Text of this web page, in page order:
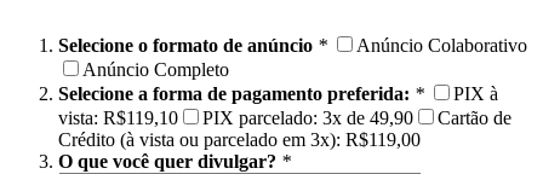
Selecione o formato de anúncio *
Anúncio Colaborativo
Anúncio Completo
Selecione a forma de pagamento preferida: *
PIX à
vista: R$119,10
PIX parcelado: 3x de 49,90
Cartão de
Crédito (à vista ou parcelado em 3x): R$119,00
O que você quer divulgar? *